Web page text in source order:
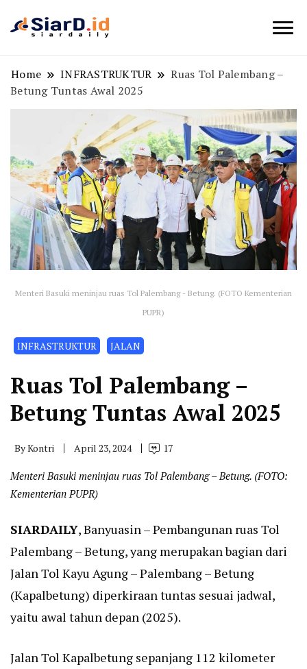
Home INFRASTRUKTUR
Ruas Tol Palembang –
Betung Tuntas Awal 2025
Menteri Basuki meninjau ruas Tol Palembang - Betung. (FOTO Kementerian
PUPR)
INFRASTRUKTUR JALAN
Ruas Tol Palembang –
Betung Tuntas Awal 2025
ByKontri April 23, 2024 17
Menteri Basuki meninjau ruas Tol Palembang – Betung. (FOTO:
Kementerian PUPR)
SIARDAILY, Banyuasin – Pembangunan ruas Tol
Palembang – Betung, yang merupakan bagian dari
Jalan Tol Kayu Agung – Palembang – Betung
(Kapalbetung) diperkiraan tuntas sesuai jadwal,
yaitu awal tahun depan (2025).
Jalan Tol Kapalbetung sepanjang 112 kilometer